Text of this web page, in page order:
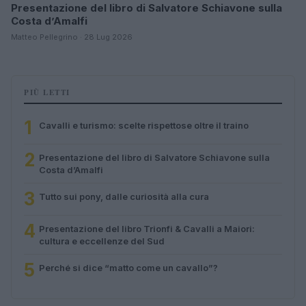
Presentazione del libro di Salvatore Schiavone sulla
Costa d’Amalfi
Matteo Pellegrino · 28 Lug 2026
PIÙ LETTI
1 Cavalli e turismo: scelte rispettose oltre il traino
2 Presentazione del libro di Salvatore Schiavone sulla
Costa d’Amalfi
3 Tutto sui pony, dalle curiosità alla cura
4 Presentazione del libro Trionfi & Cavalli a Maiori:
cultura e eccellenze del Sud
5 Perché si dice “matto come un cavallo”?